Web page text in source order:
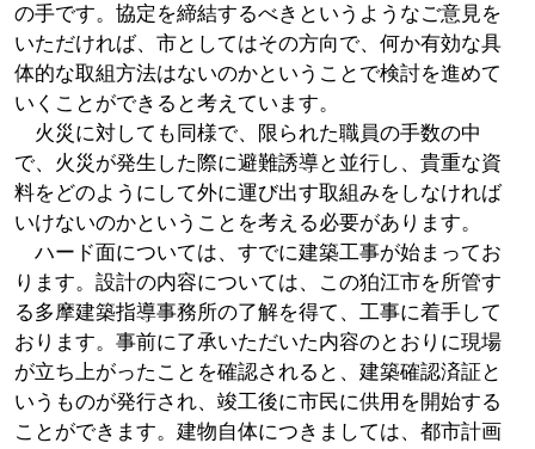
の手です。協定を締結するべきというようなご意見を
いただければ、市としてはその方向で、何か有効な具
体的な取組方法はないのかということで検討を進めて
いくことができると考えています。
火災に対しても同様で、限られた職員の手数の中
で、火災が発生した際に避難誘導と並行し、貴重な資
料をどのようにして外に運び出す取組みをしなければ
いけないのかということを考える必要があります。
ハード面については、すでに建築工事が始まってお
ります。設計の内容については、この狛江市を所管す
る多摩建築指導事務所の了解を得て、工事に着手して
おります。事前に了承いただいた内容のとおりに現場
が立ち上がったことを確認されると、建築確認済証と
いうものが発行され、竣工後に市民に供用を開始する
ことができます。建物自体につきましては、都市計画